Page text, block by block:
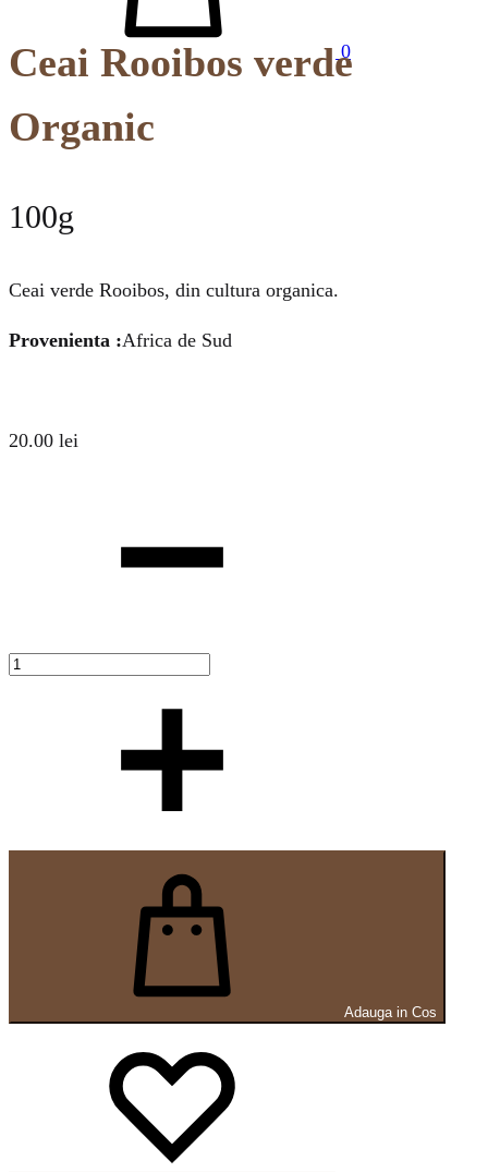
0
navigation
Ceai Rooibos verde
Organic
100g
Ceai verde Rooibos, din cultura organica.
Provenienta :Africa de Sud
20.00 lei
Adauga in Cos